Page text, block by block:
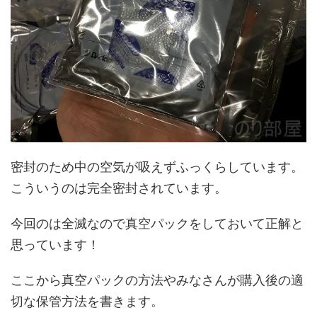
密封のため中の空気が吸えずふっくらしています。
こういうのは完全密封されています。
今回のは全滅なので真空パックをしておいて正解と
思っています！
ここから真空パックの方法やみなさんが購入後の適
切な保管方法を書きます。